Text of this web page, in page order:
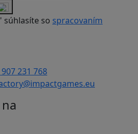
súhlasíte so spracovaním
231 768